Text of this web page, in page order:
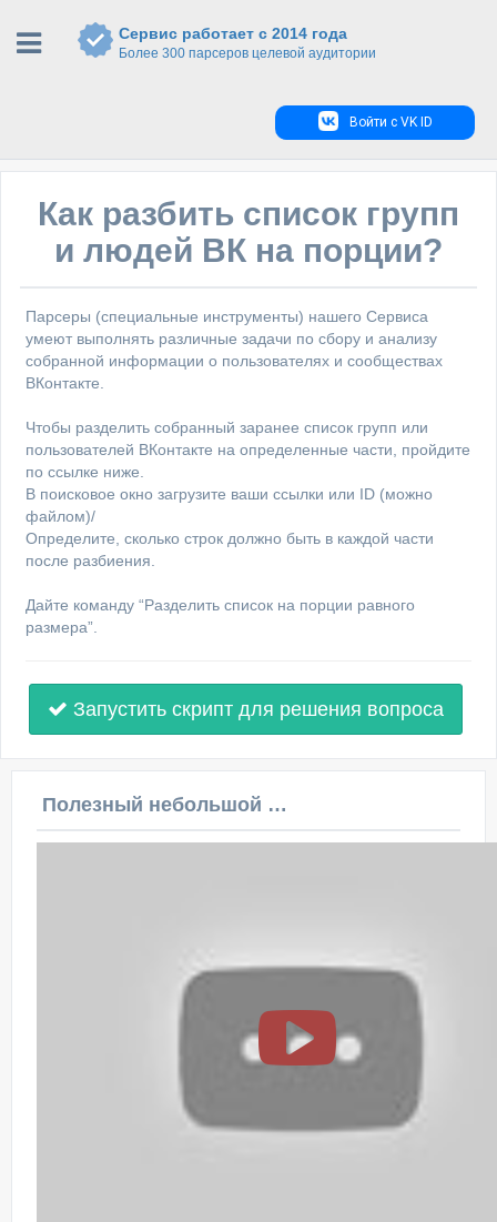
Сервис работает с 2014 года
Более 300 парсеров целевой аудитории
Войти с VK ID
Как разбить список групп
и людей ВК на порции?
Парсеры (специальные инструменты) нашего Сервиса
умеют выполнять различные задачи по сбору и анализу
собранной информации о пользователях и сообществах
ВКонтакте.
Чтобы разделить собранный заранее список групп или
пользователей ВКонтакте на определенные части, пройдите
по ссылке ниже.
В поисковое окно загрузите ваши ссылки или ID (можно
файлом)/
Определите, сколько строк должно быть в каждой части
после разбиения.
Дайте команду “Разделить список на порции равного
размера”.
Запустить скрипт для решения вопроса
Полезный небольшой видеоурок по этой теме